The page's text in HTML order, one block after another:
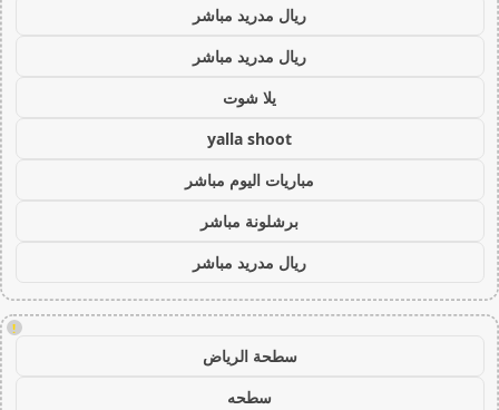
ريال مدريد مباشر
ريال مدريد مباشر
يلا شوت
yalla shoot
مباريات اليوم مباشر
برشلونة مباشر
ريال مدريد مباشر
!
سطحة الرياض
سطحه